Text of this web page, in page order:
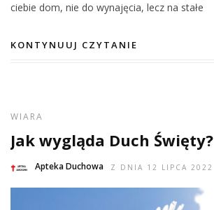
ciebie dom, nie do wynajęcia, lecz na stałe
KONTYNUUJ CZYTANIE
WIARA
Jak wygląda Duch Święty?
Apteka Duchowa Z DNIA 12 LIPCA 2022